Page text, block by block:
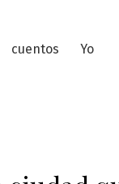
cuentos Yo